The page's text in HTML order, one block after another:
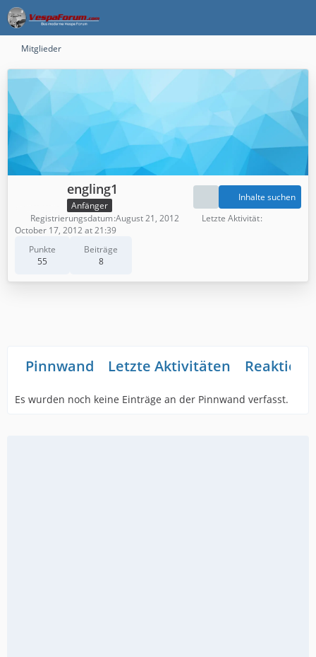
Mitglieder
engling1
Anfänger
Punkte
55
Beiträge
8
Inhalte suchen
Registrierungsdatum August 21, 2012
Letzte Aktivität
October 17, 2012 at 21:39
Pinnwand Letzte Aktivitäten
Es wurden noch keine Einträge an der Pinnwand verfasst.